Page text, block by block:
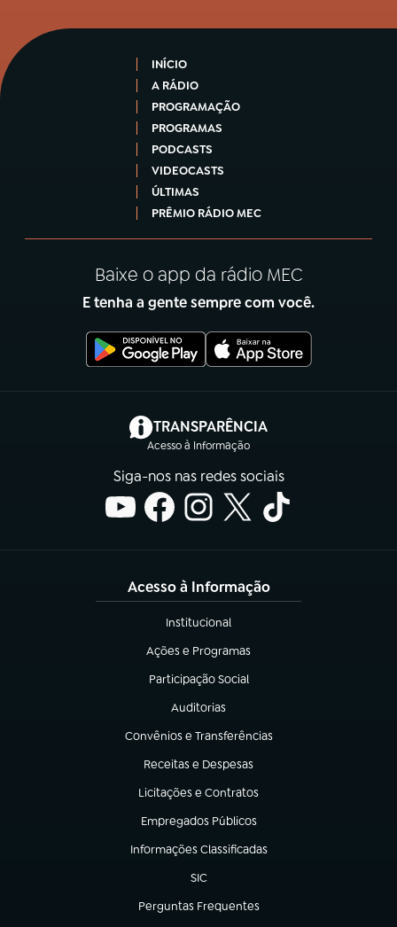
INÍCIO
A RÁDIO
PROGRAMAÇÃO
PROGRAMAS
PODCASTS
VIDEOCASTS
ÚLTIMAS
PRÊMIO RÁDIO MEC
Baixe o app da rádio MEC
E tenha a gente sempre com você.
TRANSPARÊNCIA
Acesso à Informação
(abre em nova aba)
Siga-nos nas redes sociais
Acesso à Informação
Institucional
(abre em nova aba)
Ações e Programas
(abre em nova aba)
Participação Social
(abre em nova aba)
Auditorias
(abre em nova aba)
Convênios e Transferências
(abre em nova aba)
Receitas e Despesas
(abre em nova aba)
Licitações e Contratos
(abre em nova aba)
Empregados Públicos
(abre em nova aba)
Informações Classificadas
(abre em nova aba)
SIC
(abre em nova aba)
Perguntas Frequentes
(abre em nova aba)